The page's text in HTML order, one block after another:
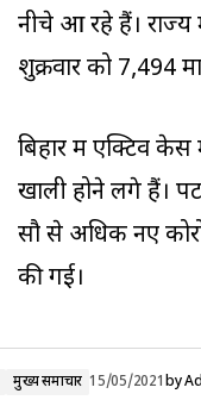
नीचे आ रहे हैं। राज्य
शुक्रवार को 7,494
बिहार में एक्टिव
खाली होने लगे हैं।
सौ से अधिक नए
की गई।
मुख्य समाचार 15/05/2021by